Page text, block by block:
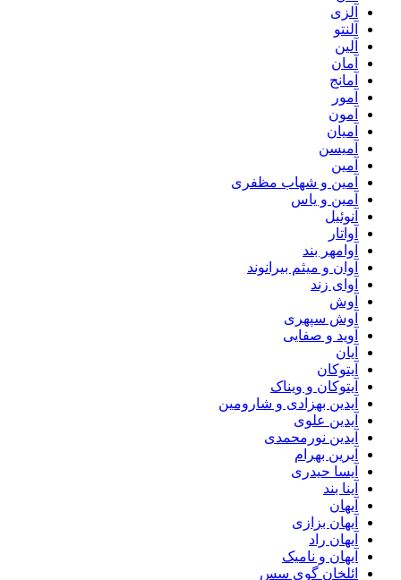
آلزی
آلنتو
آلین
آمان
آمانج
آمور
آمون
آمیان
آمیسن
آمین
آمین و شهاب مظفری
آمین و یاس
آنوئیل
آواتار
آوامهر بند
آوان و میثم بیرانوند
آوای زند
آوش
آوش سپهری
آوید و صفایی
آیان
آیتوکان
آیتوکان و ویناک
آیدین بهزادی و شارومین
آیدین علوی
آیدین نورمحمدی
آیرین بهرام
آیسا حیدری
آینا بند
آیهان
آیهان بزازی
آیهان راد
آیهان و نامیک
ائلخان گوی سس